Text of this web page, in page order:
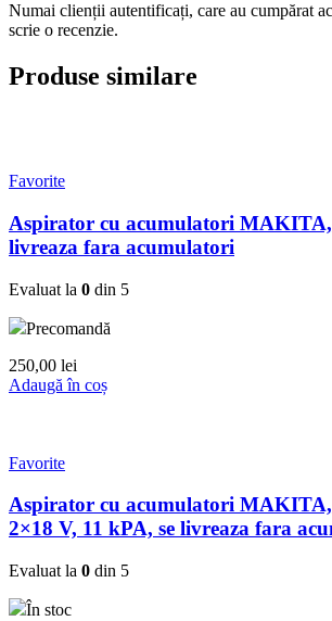
Numai clienții autentificați, care au cumpărat
scrie o recenzie.
Produse similare
Favorite
Aspirator cu acumulatori
livreaza fara acumulatori
Evaluat la 0 din 5
Precomandă
250,00 lei
Adaugă în coș
Favorite
Aspirator cu acumulatori
2×18 V, 11 kPA, se livreaza fara
Evaluat la 0 din 5
În stoc